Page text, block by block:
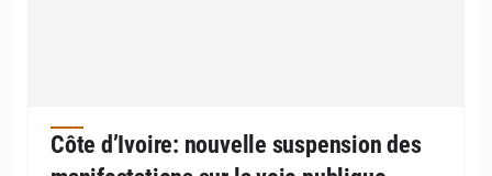
Côte d’Ivoire: nouvelle suspension des